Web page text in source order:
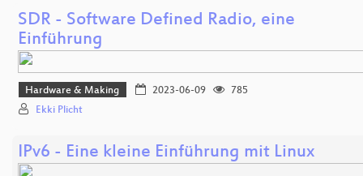
SDR - Software Defined Radio, eine
Einführung
Hardware & Making 2023-06-09
785
Ekki Plicht
IPv6 - Eine kleine Einführung mit Linux